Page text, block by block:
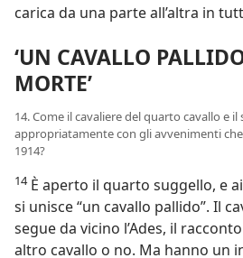
carica da una parte all’altra in
‘UN CAVALLO
MORTE’
14. Come il cavaliere del quarto cavallo e
appropriatamente con gli avvenimenti
1914?
14È aperto il quarto suggello, e
si unisce “un cavallo pallido”. Il
segue da vicino l’Ades, il
altro cavallo o no. Ma hanno un